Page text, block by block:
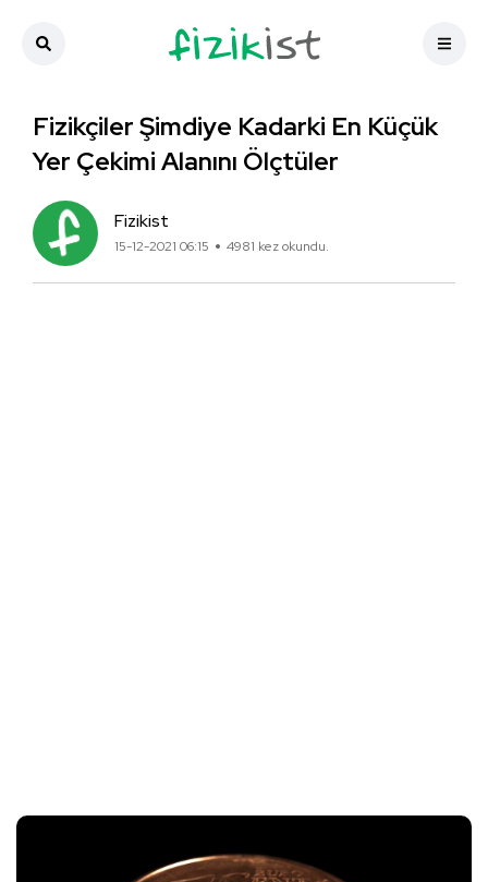
Fizikçiler Şimdiye Kadarki En Küçük
Yer Çekimi Alanını Ölçtüler
Fizikist
15-12-2021 06:15 4981 kez okundu.